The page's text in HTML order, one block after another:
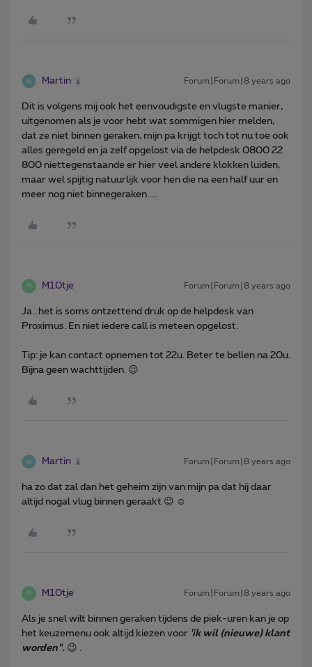
Martin Forum|Forum|8 years ago
Dit is volgens mij ook het eenvoudigste en vlugste manier,
uitgenomen als je voor hebt wat sommigen hier melden,
dat ze niet binnen geraken, mijn pa krijgt toch tot nu toe ook
alles geregeld en ja zelf opgelost via de helpdesk 0800 22
800 niettegenstaande er hier veel andere klokken luiden,
maar wel spijtig natuurlijk voor hen die na een half uur en
meer nog niet binnegeraken.....
M M10tje Forum|Forum|8 years ago
Ja...het is soms ontzettend druk op de helpdesk van
Proximus. En niet iedere call is meteen opgelost.
Tip: je kan contact opnemen tot 22u. Beter te bellen na 20u.
Bijna geen wachttijden. 😉
Martin Forum|Forum|8 years ago
ha zo dat zal dan het geheim zijn van mijn pa dat hij daar
altijd nogal vlug binnen geraakt 😉 ☺️
M M10tje Forum|Forum|8 years ago
Als je snel wilt binnen geraken tijdens de piek-uren kan je op
het keuzemenu ook altijd kiezen voor 'ik wil (nieuwe) klant
worden". 😉 .